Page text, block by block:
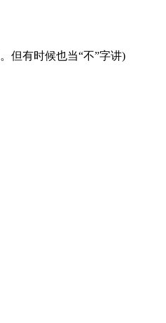
但有时候也当“不”字讲)